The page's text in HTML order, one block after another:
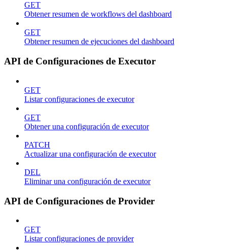
GET
Obtener resumen de workflows del dashboard
GET
Obtener resumen de ejecuciones del dashboard
API de Configuraciones de Executor
GET
Listar configuraciones de executor
GET
Obtener una configuración de executor
PATCH
Actualizar una configuración de executor
DEL
Eliminar una configuración de executor
API de Configuraciones de Provider
GET
Listar configuraciones de provider